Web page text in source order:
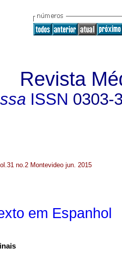
Revista
ISSN 0303-
no.2 Montevideo jun. 2015
em Espanhol